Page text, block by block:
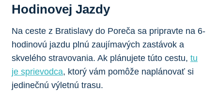
Hodinovej Jazdy
Na ceste z Bratislavy do Poreča sa pripravte na 6-
hodinovú jazdu plnú zaujímavých zastávok a
skvelého stravovania. Ak plánujete túto cestu, tu
je sprievodca, ktorý vám pomôže naplánovať si
jedinečnú výletnú trasu.